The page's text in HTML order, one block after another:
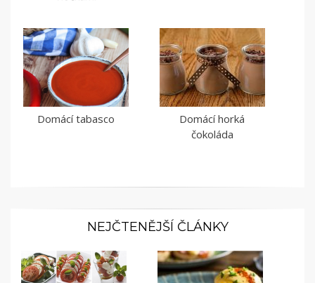
Domácí tabasco
Domácí horká
čokoláda
NEJČTENĚJŠÍ ČLÁNKY